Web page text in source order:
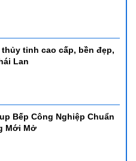
thủy tinh cao cấp, bền đẹp,
Lan
Bếp Công Nghiệp Chuẩn
Mới Mở